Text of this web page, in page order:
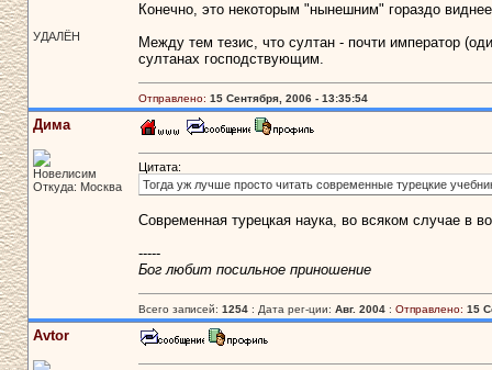
УДАЛЁН
Конечно, это некоторым "нынешним" гораздо
Между тем тезис, что султан - почти император
султанах господствующим.
Отправлено: 15 Сентября, 2006 - 13:35:54
Дима
Новелисим
Откуда: Москва
Цитата:
Тогда уж лучше просто читать современные турецкие
Современная турецкая наука, во всяком случае в
-----
Бог любит посильное приношение
Всего записей: 1254: Дата рег-ции: Авг. 2004: Отправлено: 15
Avtor